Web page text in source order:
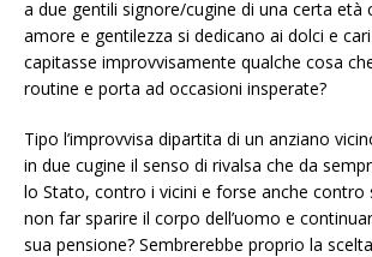
a due gentili signore/cugine di una certa età
amore e gentilezza si dedicano ai dolci e
capitasse improvvisamente qualche cosa
routine e porta ad occasioni insperate?
Tipo l’improvvisa dipartita di un anziano
in due cugine il senso di rivalsa che da
lo Stato, contro i vicini e forse anche contro
non far sparire il corpo dell’uomo e
sua pensione? Sembrerebbe proprio la